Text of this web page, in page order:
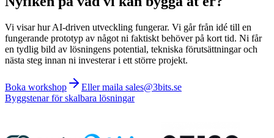
Vi visar hur AI-driven utveckling fungerar. Vi går från idé till en
fungerande prototyp av något ni faktiskt behöver på kort tid. Ni får
en tydlig bild av lösningens potential, tekniska förutsättningar och
nästa steg innan ni investerar i ett större projekt.
Boka workshop
Eller maila sales@3bits.se
Byggstenar för skalbara lösningar